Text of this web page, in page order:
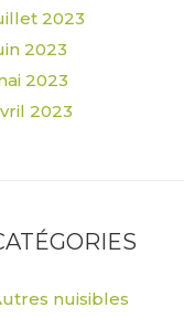
2023
2023
2023
2023
nuisibles